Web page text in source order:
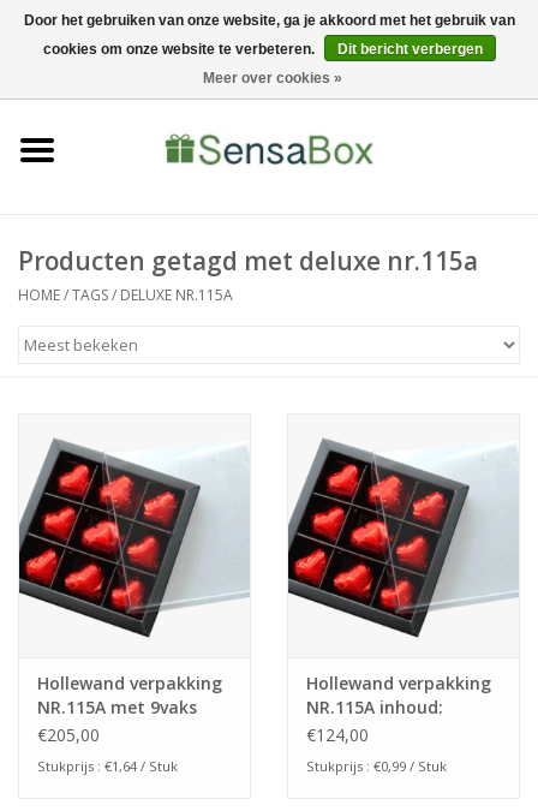
06-22022900 0 Artikelen - €0,00
Bewerkingen
Producten getagd met deluxe nr.115a
HOME/TAGS/ DELUXE NR.115A
Hollewand verpakking
NR.115A met 9vaks
interieur (125stuks)
€205,00
Stukprijs : €1,64 / Stuk
Hollewand verpakking
NR.115A inhoud:
115x115x25mm
€124,00
Stukprijs : €0,99 / Stuk
Door het gebruiken van onze website, ga je akkoord met het gebruik van
cookies om onze website te verbeteren.
Dit bericht verbergen
Meer over cookies »